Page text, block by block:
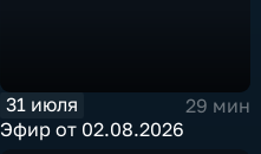
31 июля
29 мин
Эфир от 02.08.2026